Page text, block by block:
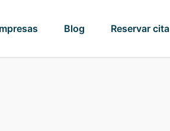
Blog Reservar cita